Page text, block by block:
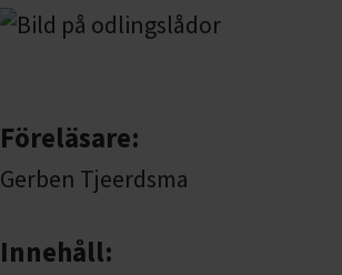
Föreläsare:
Gerben Tjeerdsma
Innehåll: